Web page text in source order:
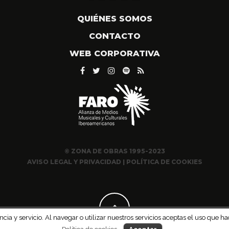
QUIÉNES SOMOS
CONTACTO
WEB CORPORATIVA
© ZONA DE OBRAS 1995-2023
AVISO LEGAL Y PRIVACIDAD | POLÍTICA DE COOKIES
y servicio. Al navegar o utilizar nuestros servicios aceptas el uso que